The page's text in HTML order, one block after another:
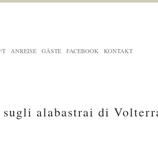
ANREISE GÄSTE FACEBOOK KONTAKT
sugli alabastrai di